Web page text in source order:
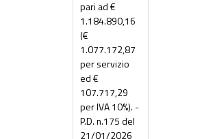
pari ad €
1.184.890,16
(€
1.077.172,87
per servizio
ed €
107.717,29
per IVA 10%). -
P.D. n.175 del
21/01/2026